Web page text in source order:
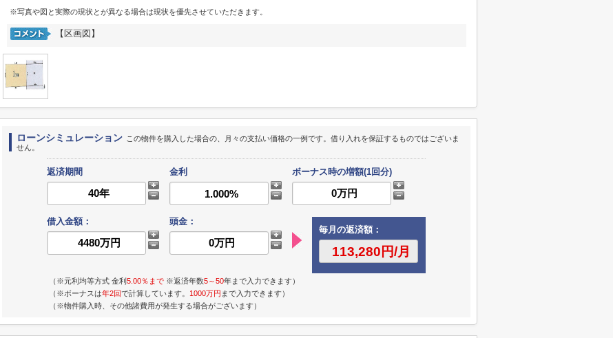
※写真や図と実際の現状とが異なる場合は現状を優先させていただきます。
【区画図】
ローンシミュレーション この物件を購入した場合の、月々の支払い価格の一例です。借り入れを保証するものではございま
せん。
返済期間 金利 ボーナス時の増額(1回分)
借入金額：
頭金：
毎月の返済額：
（※元利均等方式 金利5.00％まで ※返済年数5～50年まで入力できます）
（※ボーナスは年2回で計算しています。 1000万円 まで入力できます）
（※物件購入時、その他諸費用が発生する場合がございます）